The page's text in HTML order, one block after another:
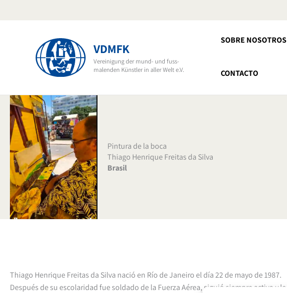
VDMFK
Vereinigung der mund- und fuss-
malenden Künstler in aller Welt e.V.
SOBRE NOSOTROS
CONTACTO
Pintura de la boca
Thiago Henrique Freitas da Silva
Brasil
Thiago Henrique Freitas da Silva nació en Río de Janeiro el día 22 de mayo de 1987.
Después de su escolaridad fue soldado de la Fuerza Aérea, siguió siempre activo y le